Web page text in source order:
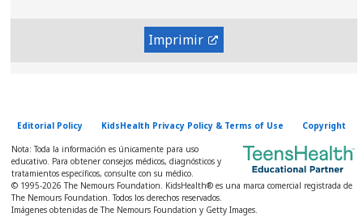
Imprimir
Editorial Policy KidsHealth Privacy Policy & Terms of Use Copyright
Nota: Toda la información es únicamente para uso
educativo. Para obtener consejos médicos, diagnósticos y
tratamientos específicos, consulte con su médico.
© 1995-2026 The Nemours Foundation. KidsHealth® es una marca comercial registrada de
The Nemours Foundation. Todos los derechos reservados.
Imágenes obtenidas de The Nemours Foundation y Getty Images.